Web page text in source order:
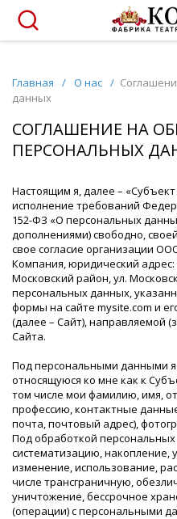
Главная / О нас /
данных
СОГЛАШЕНИЕ НА
ПЕРСОНАЛЬНЫХ
Настоящим я, далее –
исполнение требований
152-ФЗ «О персональных
дополнениями) свободно,
свое согласие организации
Компания, юридический адрес:
Московский район, ул.
персональных данных,
формы на сайте mysite.com и
(далее – Сайт), направляемой
Сайта.
Под персональными данными
относящуюся ко мне как к
том числе мои фамилию, имя,
профессию, контактные
почта, почтовый адрес),
Под обработкой
систематизацию, накопление,
изменение, использование,
числе трансграничную,
уничтожение, бессрочное
(операции) с персональными